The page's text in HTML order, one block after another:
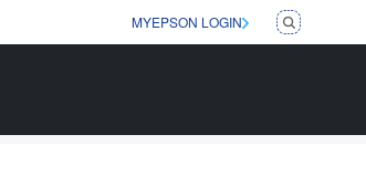
MYEPSON LOGIN